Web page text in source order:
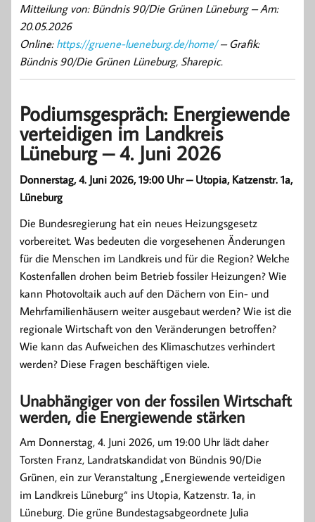
Mitteilung von: Bündnis 90/Die Grünen Lüneburg –Am:
20.05.2026
Online: https://gruene-lueneburg.de/home/– Grafik:
Bündnis 90/Die Grünen Lüneburg, Sharepic.
Podiumsgespräch: Energiewende
verteidigen im Landkreis
Lüneburg – 4. Juni 2026
Donnerstag, 4. Juni 2026, 19:00 Uhr – Utopia, Katzenstr. 1a,
Lüneburg
Die Bundesregierung hat ein neues Heizungsgesetz
vorbereitet. Was bedeuten die vorgesehenen Änderungen
für die Menschen im Landkreis und für die Region? Welche
Kostenfallen drohen beim Betrieb fossiler Heizungen? Wie
kann Photovoltaik auch auf den Dächern von Ein- und
Mehrfamilienhäusern weiter ausgebaut werden? Wie ist die
regionale Wirtschaft von den Veränderungen betroffen?
Wie kann das Aufweichen des Klimaschutzes verhindert
werden? Diese Fragen beschäftigen viele.
Unabhängiger von der fossilen Wirtschaft
werden, die Energiewende stärken
Am Donnerstag, 4. Juni 2026, um 19:00 Uhr lädt daher
Torsten Franz, Landratskandidat von Bündnis 90/Die
Grünen, ein zur Veranstaltung „Energiewende verteidigen
im Landkreis Lüneburg“ ins Utopia, Katzenstr. 1a, in
Lüneburg. Die grüne Bundestagsabgeordnete Julia